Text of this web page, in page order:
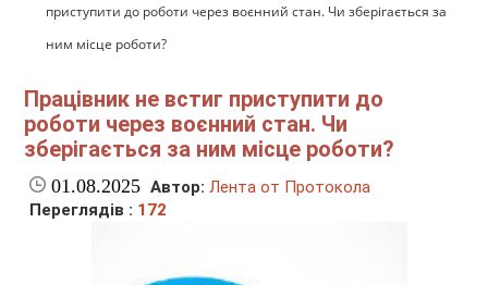
приступити до роботи через воєнний стан. Чи зберігається за
ним місце роботи?
Працівник не встиг приступити до
роботи через воєнний стан. Чи
зберігається за ним місце роботи?
01.08.2025 Автор: Лента от Протокола
Переглядів : 172